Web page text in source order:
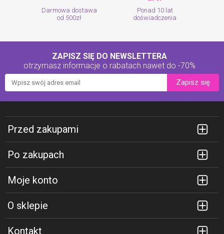
Darmowa dostawa
od 500zł
Ponad 10 lat
doświadczenia
ZAPISZ SIĘ DO NEWSLETTERA
otrzymasz informacje o rabatach nawet do -70%
Zapisz się
Przed zakupami
Po zakupach
Moje konto
O sklepie
Kontakt